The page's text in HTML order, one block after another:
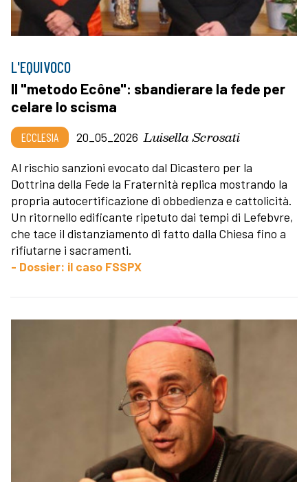
L'EQUIVOCO
Il "metodo Ecône": sbandierare la fede per
celare lo scisma
ECCLESIA 20_05_2026 Luisella Scrosati
Al rischio sanzioni evocato dal Dicastero per la
Dottrina della Fede la Fraternità replica mostrando la
propria autocertificazione di obbedienza e cattolicità.
Un ritornello edificante ripetuto dai tempi di Lefebvre,
che tace il distanziamento di fatto dalla Chiesa fino a
rifiutarne i sacramenti.
- Dossier: il caso FSSPX